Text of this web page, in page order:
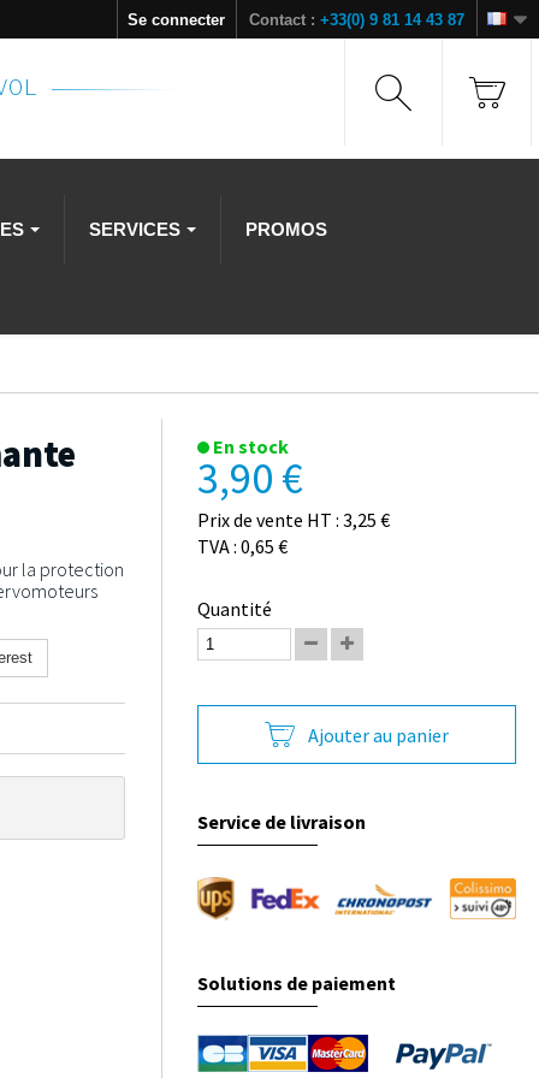
Contact : +33(0) 9 81 14 43 87
Se connecter
SERVICES PROMOS
la protection
En stock
3,90 €
Prix de vente HT : 3,25 €
TVA : 0,65 €
Quantité
Ajouter au panier
Service de livraison
Solutions de paiement